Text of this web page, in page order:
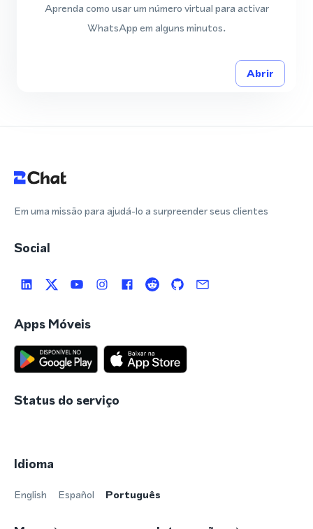
Aprenda como usar um número virtual para activar
WhatsApp em alguns minutos.
Abrir
Em uma missão para ajudá-lo a surpreender seus clientes
Social
Apps Móveis
Status do serviço
Idioma
English Español Português